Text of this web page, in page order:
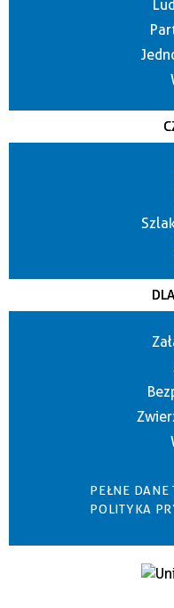
PEŁNE DANE
POLITYKA